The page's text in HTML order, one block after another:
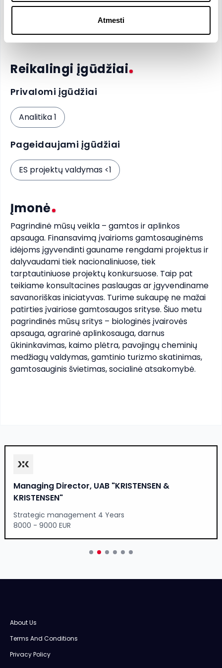
Atmesti
Reikalingi įgūdžiai
Privalomi įgūdžiai
Analitika 1
Pageidaujami įgūdžiai
ES projektų valdymas <1
Įmonė
Pagrindinė mūsų veikla – gamtos ir aplinkos
apsauga. Finansavimą įvairioms gamtosauginėms
idėjoms įgyvendinti gauname rengdami projektus ir
dalyvaudami tiek nacionaliniuose, tiek
tarptautiniuose projektų konkursuose. Taip pat
teikiame konsultacines paslaugas ar įgyvendiname
savanoriškas iniciatyvas. Turime sukaupę ne mažai
patirties įvairiose gamtosaugos srityse. Šiuo metu
pagrindinės mūsų sritys – biologinės įvairovės
apsauga, agrarinė aplinkosauga, darnus
ūkininkavimas, kaimo plėtra, pavojingų cheminių
medžiagų valdymas, gamtinio turizmo skatinimas,
gamtosauginis švietimas, socialinė atsakomybė.
Managing Director, UAB "KRISTENSEN &
KRISTENSEN"
Strategic management 4 Years
8000 - 9000 EUR
About Us
Terms And Conditions
Privacy Policy